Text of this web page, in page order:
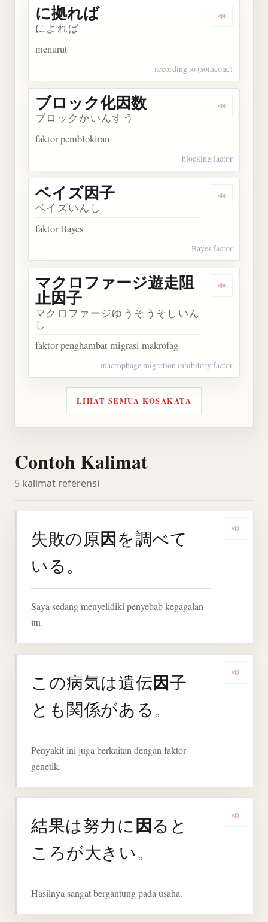
Dengarkan
に拠れば
によれば
menurut
according to (someone)
Dengarkan
ブロック化因数
ブロックかいんすう
faktor pemblokiran
blocking factor
Dengarkan
ベイズ因子
ベイズいんし
faktor Bayes
Bayes factor
マクロファージ遊走阻
止因子
マクロファージゆうそうそしいん
し
faktor penghambat migrasi makrofag
macrophage migration inhibitory factor
LIHAT SEMUA KOSAKATA
Contoh Kalimat
5 kalimat referensi
失敗の原因を調べて
いる。
Saya sedang menyelidiki penyebab kegagalan
itu.
この病気は遺伝因子
とも関係がある。
Penyakit ini juga berkaitan dengan faktor
genetik.
結果は努力に因ると
ころが大きい。
Hasilnya sangat bergantung pada usaha.